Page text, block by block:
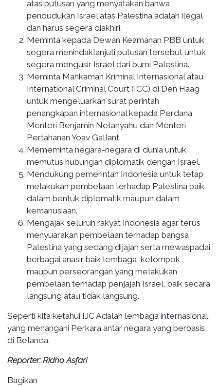
atas putusan yang menyatakan bahwa
pendudukan Israel atas Palestina adalah ilegal
dan harus segera diakhiri.
Meminta kepada Dewan Keamanan PBB untuk
segera menindaklanjuti putusan tersebut untuk
segera mengusir Israel dari bumi Palestina.
Meminta Mahkamah Kriminal Internasional atau
International Criminal Court (ICC) di Den Haag
untuk mengeluarkan surat perintah
penangkapan internasional kepada Perdana
Menteri Benjamin Netanyahu dan Menteri
Pertahanan Yoav Gallant.
Mememinta negara-negara di dunia untuk
memutus hubungan diplomatik dengan Israel.
Mendukung pemerintah Indonesia untuk tetap
melakukan pembelaan terhadap Palestina baik
dalam bentuk diplomatik maupun dalam
kemanusiaan.
Mengajak seluruh rakyat Indonesia agar terus
menyuarakan pembelaan terhadap bangsa
Palestina yang sedang dijajah serta mewaspadai
berbagai anasir baik lembaga, kelompok
maupun perseorangan yang melakukan
pembelaan terhadap penjajah Israel, baik secara
langsung atau tidak langsung.
Seperti kita ketahui IJC Adalah lembaga internasional
yang menangani Perkara antar negara yang berbasis
di Belanda.
Reporter: Ridho Asfari
Bagikan